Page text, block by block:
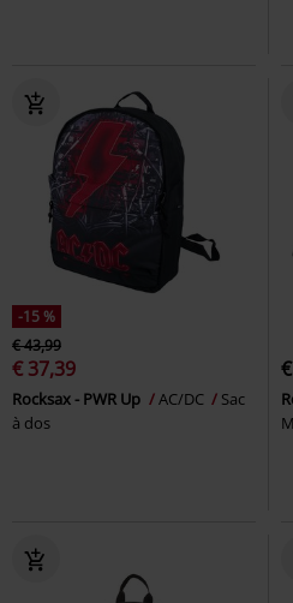
-15 %
€ 43,99
€ 37,39
Rocksax - PWR Up AC/DC
Sac
à dos